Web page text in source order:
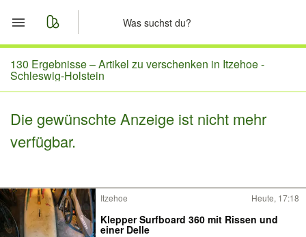
Start
Merkliste
Nachrichten
130 Ergebnisse –Artikel zu verschenken in Itzehoe -
Schleswig-Holstein
Die gewünschte Anzeige ist nicht mehr
verfügbar.
Itzehoe Heute, 17:18
Klepper Surfboard 360 mit Rissen und
einer Delle